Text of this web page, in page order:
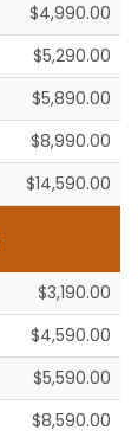
$4,990.00
$5,290.00
$5,890.00
$8,990.00
$14,590.00
$3,190.00
$4,590.00
$5,590.00
$8,590.00